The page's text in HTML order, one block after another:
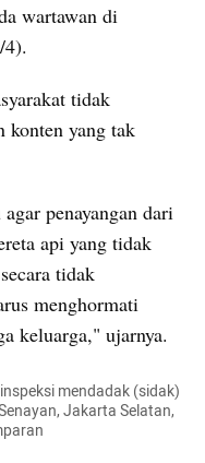
wartawan di
tidak
konten yang tak
penayangan dari
api yang tidak
tidak
menghormati
keluarga," ujarnya.
mendadak (sidak)
Jakarta Selatan,